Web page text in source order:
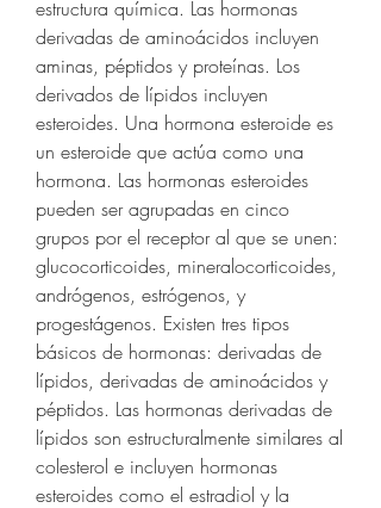
estructura química. Las hormonas
derivadas de aminoácidos incluyen
aminas, péptidos y proteínas. Los
derivados de lípidos incluyen
esteroides. Una hormona esteroide es
un esteroide que actúa como una
hormona. Las hormonas esteroides
pueden ser agrupadas en cinco
grupos por el receptor al que se unen:
glucocorticoides, mineralocorticoides,
andrógenos, estrógenos, y
progestágenos. Existen tres tipos
básicos de hormonas: derivadas de
lípidos, derivadas de aminoácidos y
péptidos. Las hormonas derivadas de
lípidos son estructuralmente similares al
colesterol e incluyen hormonas
esteroides como el estradiol y la